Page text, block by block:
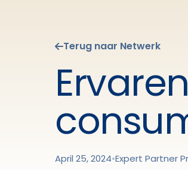
Terug naar Netwerk
April 25, 2024•Expert Partner